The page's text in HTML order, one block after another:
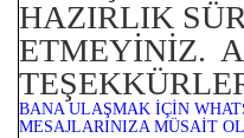
HAZIRLIK
ETMEYİNİZ.
BANA ULAŞMAK İÇİN
MESAJLARINIZA MÜSAİT